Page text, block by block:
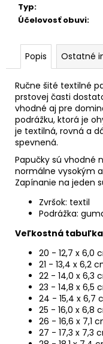
Typ:
Účelovosť obuvi:
Popis Ostatné
Ručne šité textilné
prstovej časti
vhodné aj pre
podrážku, ktorá je
je textilná, rovná a
spevnená.
Papučky sú vhodné
normálne vysokým
Zapínanie na jeden
Zvršok: textil
Podrážka:
Veľkostná
20 - 12,7 x 6,0
21 - 13,4 x 6,2
22 - 14,0 x 6,3
23 - 14,8 x 6,5
24 - 15,4 x 6,7
25 - 16,0 x 6,8
26 - 16,6 x 7,1
27 - 17,3 x 7,3